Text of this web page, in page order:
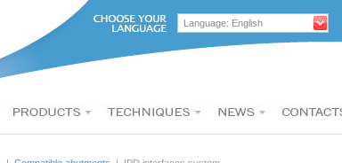
Language: English